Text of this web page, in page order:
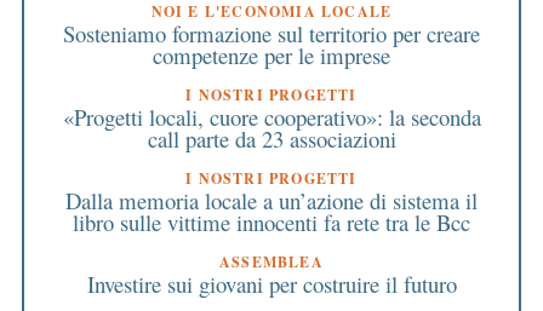
NOI E L'ECONOMIA LOCALE
Sosteniamo formazione sul territorio per creare
competenze per le imprese
I NOSTRI PROGETTI
«Progetti locali, cuore cooperativo»: la seconda
call parte da 23 associazioni
I NOSTRI PROGETTI
Dalla memoria locale a un’azione di sistema il
libro sulle vittime innocenti fa rete tra le Bcc
ASSEMBLEA
Investire sui giovani per costruire il futuro